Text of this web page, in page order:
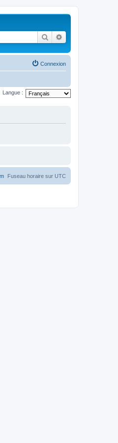
Rechercher
Connexion
Langue :
Fuseau horaire sur UTC